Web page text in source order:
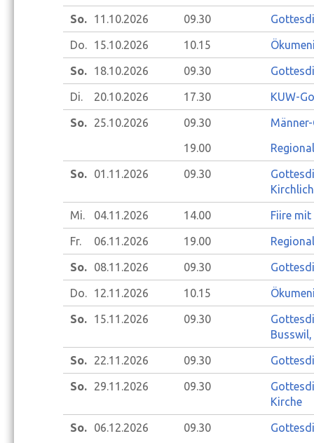
So. 11.10.2026 09.30
Do. 15.10.2026 10.15
So. 18.10.2026 09.30
Di. 20.10.2026 17.30 KUW-
So. 25.10.2026 09.30
19.00
So. 01.11.2026 09.30
Mi. 04.11.2026 14.00 Fiire mit
Fr. 06.11.2026 19.00
So. 08.11.2026 09.30
Do. 12.11.2026 10.15
So. 15.11.2026 09.30
So. 22.11.2026 09.30
So. 29.11.2026 09.30
Kirche
So. 06.12.2026 09.30